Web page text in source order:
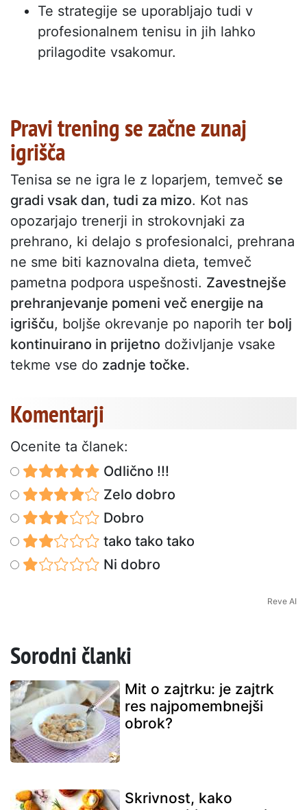
Te strategije se uporabljajo tudi v
profesionalnem tenisu in jih lahko
prilagodite vsakomur.
Pravi trening se začne zunaj
igrišča
Tenisa se ne igra le z loparjem, temveč se
gradi vsak dan, tudi za mizo. Kot nas
opozarjajo trenerji in strokovnjaki za
prehrano, ki delajo s profesionalci, prehrana
ne sme biti kaznovalna dieta, temveč
pametna podpora uspešnosti. Zavestnejše
prehranjevanje pomeni več energije na
igrišču, boljše okrevanje po naporih ter bolj
kontinuirano in prijetno doživljanje vsake
tekme vse do zadnje točke.
Komentarji
Ocenite ta članek:
Odlično !!!
Zelo dobro
Dobro
tako tako tako
Ni dobro
Reve AI
Sorodni članki
Mit o zajtrku: je zajtrk
res najpomembnejši
obrok?
Skrivnost, kako